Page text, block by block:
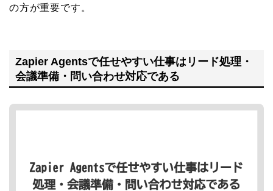
の方が重要です。
Zapier Agentsで任せやすい仕事はリード処理・
会議準備・問い合わせ対応である